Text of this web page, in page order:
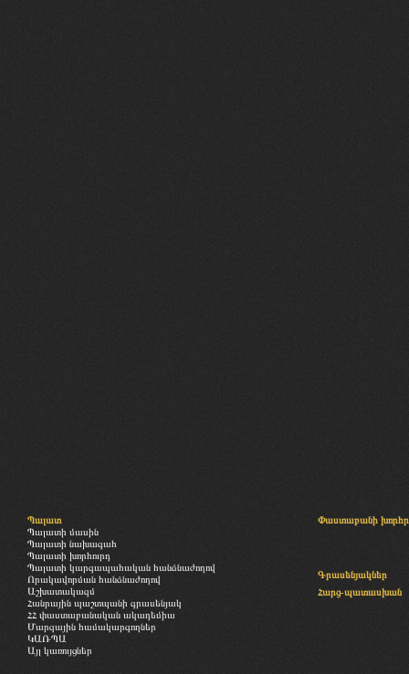
Պալատ
Պալատի մասին
Պալատի նախագահ
Պալատի խորհուրդ
Պալատի կարգապահական հանձնաժողով
Որակավորման հանձնաժողով
Աշխատակազմ
Հանրային պաշտպանի գրասենյակ
ՀՀ փաստաբանական ակադեմիա
Մարզային համակարգողներ
ԿԱՌՊԱ
Այլ կառույցներ
Փաստաբանի
Գրասենյակներ
Հարց-պատասխան